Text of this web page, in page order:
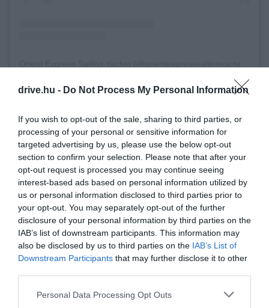
drive.hu - Do Not Process My Personal Information
If you wish to opt-out of the sale, sharing to third parties, or
processing of your personal or sensitive information for
targeted advertising by us, please use the below opt-out
section to confirm your selection. Please note that after your
opt-out request is processed you may continue seeing
interest-based ads based on personal information utilized by
us or personal information disclosed to third parties prior to
your opt-out. You may separately opt-out of the further
disclosure of your personal information by third parties on the
IAB’s list of downstream participants. This information may
also be disclosed by us to third parties on the IAB’s List of
Downstream Participants that may further disclose it to other
Please note that this website/app uses one or more Google
Personal Data Processing Opt Outs
A végtelen tenger szerelmeseinek!Ha tényleg
elhagynád a civilizációt: 6 expedíciós hajóút
2026-ra
A LUXUS ÚJ SZINTJE
A projektet fejlesztő Chantiers de l’Atlantique